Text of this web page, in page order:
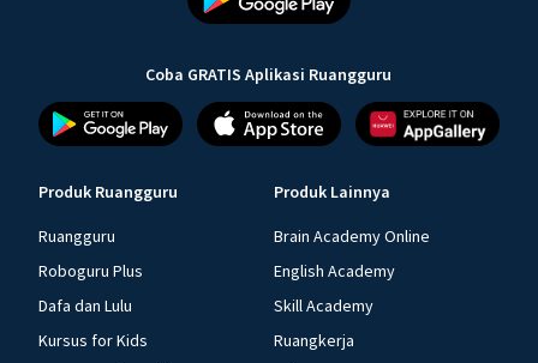
Coba GRATIS Aplikasi Ruangguru
Produk Ruangguru
Ruangguru
Roboguru Plus
Dafa dan Lulu
Kursus for Kids
Produk Lainnya
Brain Academy Online
English Academy
Skill Academy
Ruangkerja